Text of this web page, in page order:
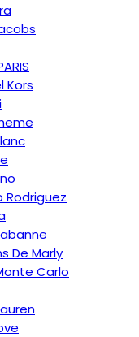
Kors
Rodriguez
De Marly
Carlo